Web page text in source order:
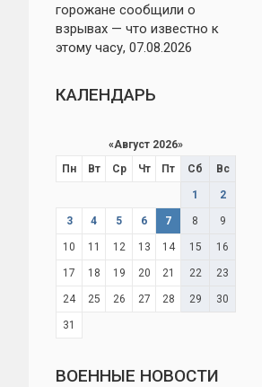
горожане сообщили о
взрывах — что известно к
этому часу, 07.08.2026
КАЛЕНДАРЬ
«Август 2026»
Пн
Вт Ср Чт Пт Сб Вс
1 2
3 4 5 6 7 8 9
10 11 12 13 14 15 16
17 18 19 20 21 22 23
24 25 26 27 28 29 30
31
ВОЕННЫЕ НОВОСТИ